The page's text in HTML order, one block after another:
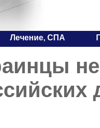
Лечение, СПА